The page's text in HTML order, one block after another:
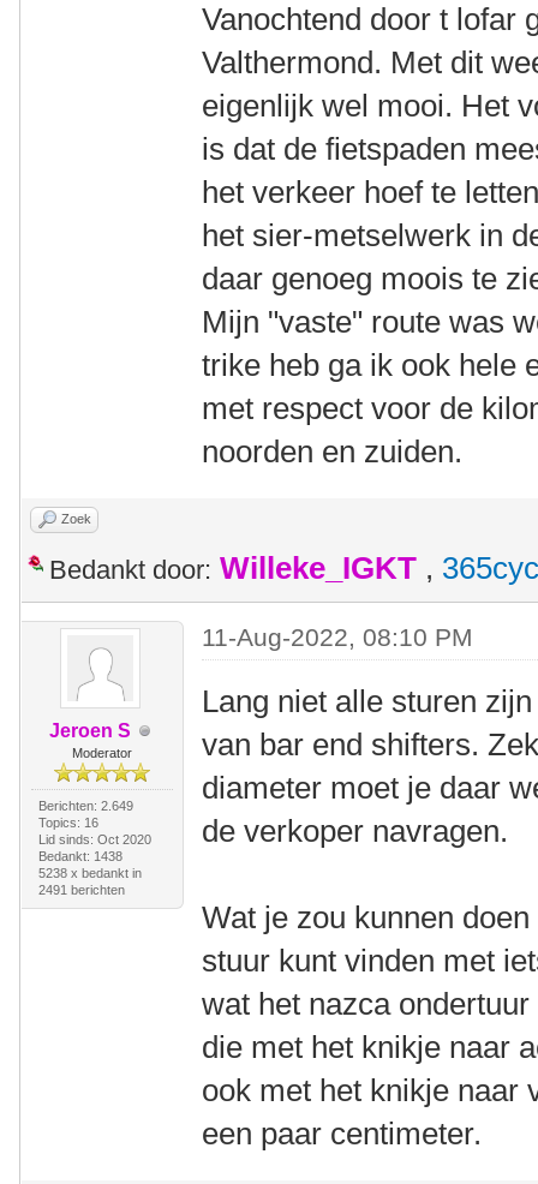
Vanochtend door t lofar
Valthermond. Met dit
eigenlijk wel mooi. Het
is dat de fietspaden
het verkeer hoef te
het sier-metselwerk in
daar genoeg moois te
Mijn "vaste" route was
trike heb ga ik ook hele
met respect voor de
noorden en zuiden.
Zoek
Bedankt door: Willeke_IGKT ,
Jeroen S
Moderator
Berichten: 2.649
Topics: 16
Lid sinds: Oct 2020
Bedankt: 1438
5238 x bedankt in
2491 berichten
11-Aug-2022, 08:10 PM
Lang niet alle sturen
van bar end shifters.
diameter moet je daar
de verkoper navragen.
Wat je zou kunnen
stuur kunt vinden met
wat het nazca
die met het knikje naar
ook met het knikje naar
een paar centimeter.